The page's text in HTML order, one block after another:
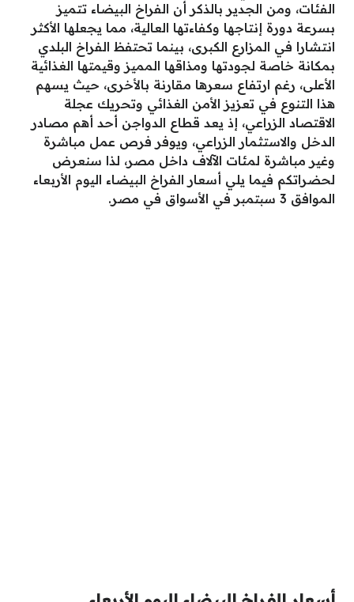
الفئات، ومن الجدير بالذكر أن الفراخ البيضاء تتميز
بسرعة دورة إنتاجها وكفاءتها العالية، مما يجعلها الأكثر
انتشارا في المزارع الكبرى، بينما تحتفظ الفراخ البلدي
بمكانة خاصة لجودتها ومذاقها المميز وقيمتها الغذائية
الأعلى، رغم ارتفاع سعرها مقارنة بالأخرى، حيث يسهم
هذا التنوع في تعزيز الأمن الغذائي وتحريك عجلة
الاقتصاد الزراعي، إذ يعد قطاع الدواجن أحد أهم مصادر
الدخل والاستثمار الزراعي، ويوفر فرص عمل مباشرة
وغير مباشرة لمئات الآلاف داخل مصر، لذا سنعرض
لحضراتكم فيما يلي أسعار الفراخ البيضاء اليوم الأربعاء
الموافق 3 سبتمبر في الأسواق في مصر.